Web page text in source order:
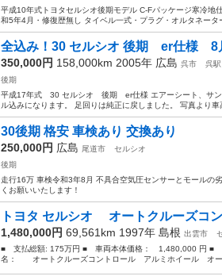
平成10年式トヨタセルシオ後期モデル C-Fパッケージ寒冷
和5年4月・修復歴無し タイベル一式・プラグ・オルタネー
全込み！30 セルシオ 後期 er仕様
350,000円 158,000km 2005年 広島 呉市 呉駅
後期
平成17年式 30 セルシオ 後期 er仕様 エアーシート、サン
ル込みになります。 足回りは純正に戻しました。 写真より
30後期 格安 車検あり 交換あり
250,000円 広島 尾道市
セルシオ
後期
走行16万 車検令和3年8月 不具合空気圧センサーとモールの
くお願いいたします！
トヨタ セルシオ オートクルーズ
1,480,000円 69,561km 1997年 島根 出雲市
■ 支払総額: 175万円 ■ 車両本体価格： 1,480,000 円
名： オートクルーズコントロール アルミホイール オ